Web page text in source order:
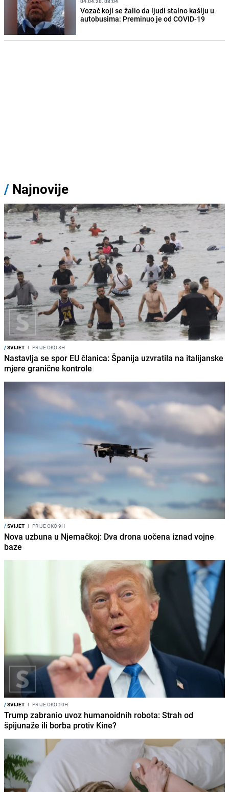
Vozač koji se žalio da ljudi stalno kašlju u
autobusima: Preminuo je od COVID-19
/ Najnovije
/SVIJET I PRIJE OKO 8H
Nastavlja se spor EU članica: Španija uzvratila na italijanske
mjere granične kontrole
/SVIJET I PRIJE OKO 9H
Nova uzbuna u Njemačkoj: Dva drona uočena iznad vojne
baze
/SVIJET I PRIJE OKO 10H
Trump zabranio uvoz humanoidnih robota: Strah od
špijunaže ili borba protiv Kine?